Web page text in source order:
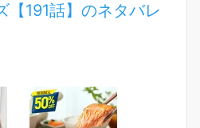
【191話】のネタバレ